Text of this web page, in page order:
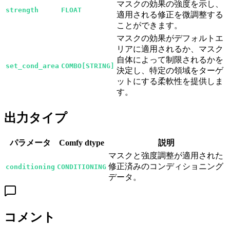
strength FLOAT
マスクの効果の強度を示し、
適用される修正を微調整する
ことができます。
set_cond_area COMBO[STRING]
マスクの効果がデフォルトエ
リアに適用されるか、マスク
自体によって制限されるかを
決定し、特定の領域をターゲ
ットにする柔軟性を提供しま
す。
出力タイプ
パラメータ Comfy dtype 説明
conditioning CONDITIONING
マスクと強度調整が適用された
修正済みのコンディショニング
データ。
コメント